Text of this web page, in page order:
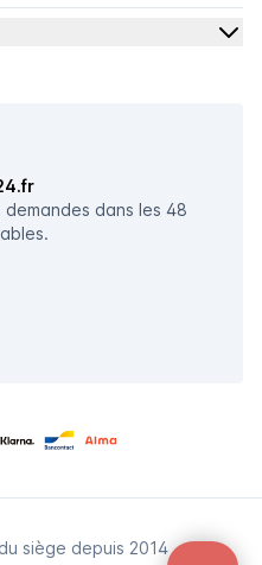
dans les 48
siège depuis 2014